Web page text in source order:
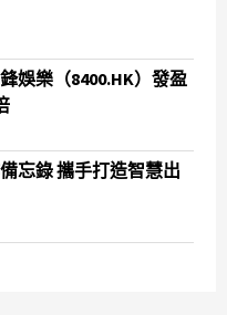
娛樂（8400.HK）發盈
忘錄 攜手打造智慧出